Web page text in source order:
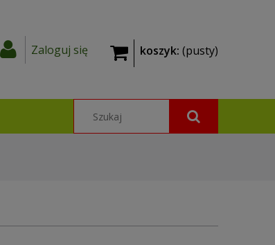
koszyk: (pusty)
Zaloguj się